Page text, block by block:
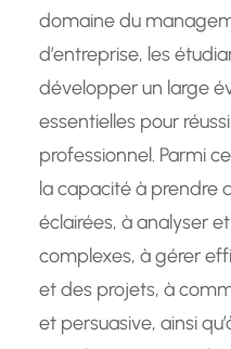
domaine du
d’entreprise, les
développer un large
essentielles pour
professionnel. Parmi
la capacité à prendre
éclairées, à analyser
complexes, à gérer
et des projets, à
et persuasive, ainsi